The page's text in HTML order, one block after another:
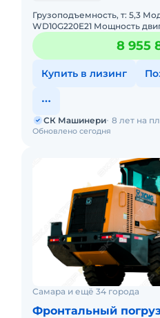
Грузоподъемность, т: 5,3 Модель двигателя:
WD10G220E21 Мощность двигателя, л.с: 220 Мощность,
кВт: 162 Эксплуатационная масса, т: 16,8 Объем ковша,
м: 3,0
8 955
Купить в лизинг
Обновлено сегодня
СК Машинери 8 лет на
Самара и ещё 34 города
Фронтальный